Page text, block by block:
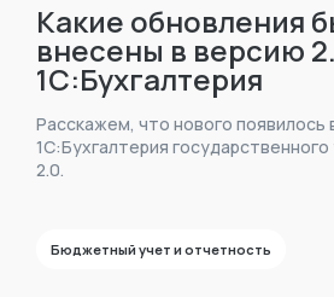
Какие обновления
внесены в версию
1С:Бухгалтерия
государственного
учреждения ред.
Расскажем, что нового появилось
1С:Бухгалтерия
2.0.
Бюджетный учет и отчетность